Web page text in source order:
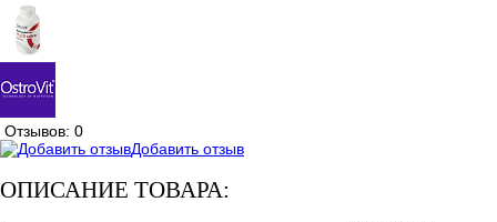
Отзывов: 0
Добавить отзыв
ОПИСАНИЕ ТОВАРА: